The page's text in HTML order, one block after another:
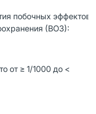
побочных эффектов
(ВОЗ):
от ≥ 1/1000 до <